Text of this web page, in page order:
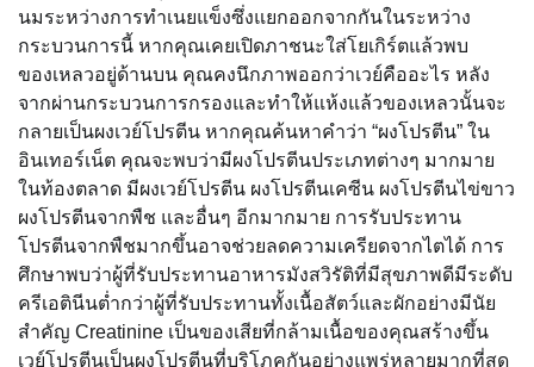
นมระหว่างการทำเนยแข็งซึ่งแยกออกจากกันในระหว่าง
กระบวนการนี้ หากคุณเคยเปิดภาชนะใส่โยเกิร์ตแล้วพบ
ของเหลวอยู่ด้านบน คุณคงนึกภาพออกว่าเวย์คืออะไร หลัง
จากผ่านกระบวนการกรองและทำให้แห้งแล้วของเหลวนั้นจะ
กลายเป็นผงเวย์โปรตีน หากคุณค้นหาคำว่า “ผงโปรตีน” ใน
อินเทอร์เน็ต คุณจะพบว่ามีผงโปรตีนประเภทต่างๆ มากมาย
ในท้องตลาด มีผงเวย์โปรตีน ผงโปรตีนเคซีน ผงโปรตีนไข่ขาว
ผงโปรตีนจากพืช และอื่นๆ อีกมากมาย การรับประทาน
โปรตีนจากพืชมากขึ้นอาจช่วยลดความเครียดจากไตได้ การ
ศึกษาพบว่าผู้ที่รับประทานอาหารมังสวิรัติที่มีสุขภาพดีมีระดับ
ครีเอตินีนต่ำกว่าผู้ที่รับประทานทั้งเนื้อสัตว์และผักอย่างมีนัย
สำคัญ Creatinine เป็นของเสียที่กล้ามเนื้อของคุณสร้างขึ้น
เวย์โปรตีนเป็นผงโปรตีนที่บริโภคกันอย่างแพร่หลายมากที่สุด